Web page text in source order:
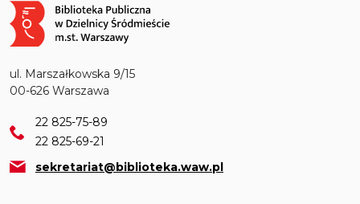
Obraz
ul. Marszałkowska 9/15
00-626 Warszawa
22 825-75-89
22 825-69-21
sekretariat@biblioteka.waw.pl